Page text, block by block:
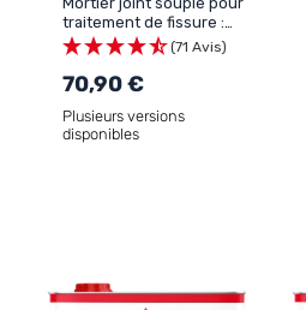
traitement de fissure :
ARCAFLEX
(71 Avis)
70,90 €
Plusieurs versions
disponibles